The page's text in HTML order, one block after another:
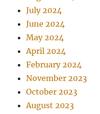
July 2024
June 2024
May 2024
April 2024
February 2024
November 2023
October 2023
August 2023